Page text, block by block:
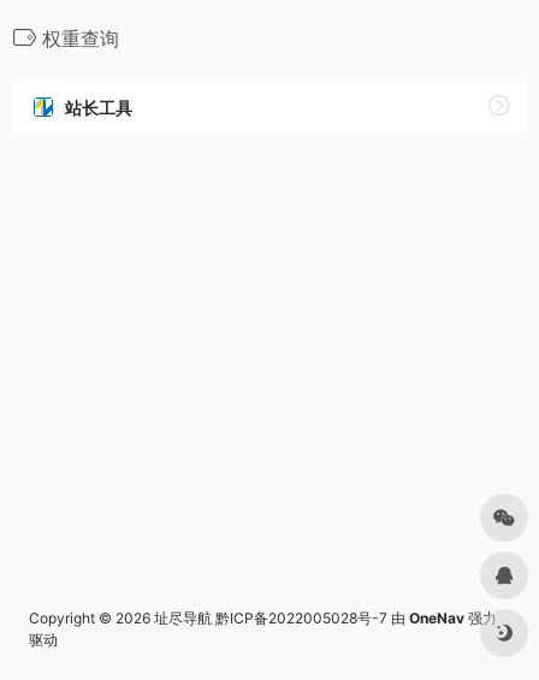
权重查询
站长工具
Copyright © 2026 址尽导航 黔ICP备2022005028号-7 由 OneNav 强力
驱动